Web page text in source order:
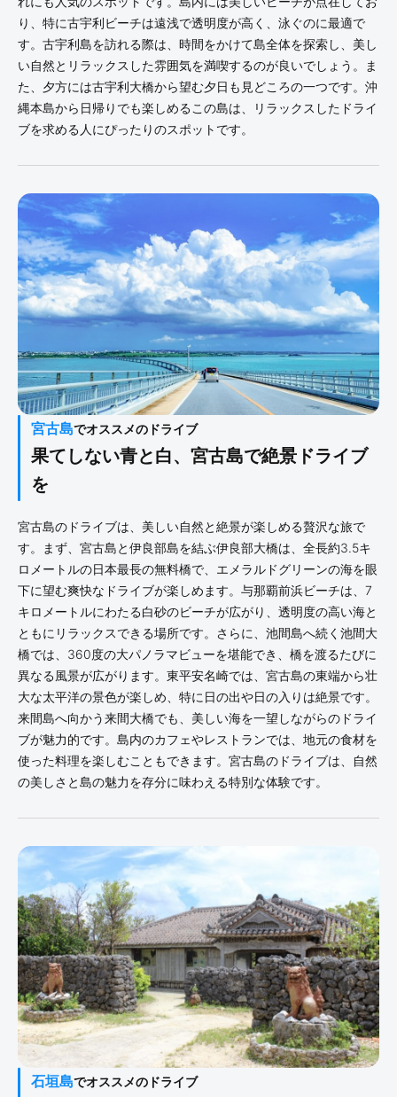
り、特に古宇利ビーチは遠浅で透明度が高く、泳ぐのに最適で
す。古宇利島を訪れる際は、時間をかけて島全体を探索し、美し
い自然とリラックスした雰囲気を満喫するのが良いでしょう。ま
た、夕方には古宇利大橋から望む夕日も見どころの一つです。沖
縄本島から日帰りでも楽しめるこの島は、リラックスしたドライ
ブを求める人にぴったりのスポットです。
宮古島でオススメのドライブ
果てしない青と白、宮古島で絶景ドライブ
を
宮古島のドライブは、美しい自然と絶景が楽しめる贅沢な旅で
す。まず、宮古島と伊良部島を結ぶ伊良部大橋は、全長約3.5キ
ロメートルの日本最長の無料橋で、エメラルドグリーンの海を眼
下に望む爽快なドライブが楽しめます。与那覇前浜ビーチは、7
キロメートルにわたる白砂のビーチが広がり、透明度の高い海と
ともにリラックスできる場所です。さらに、池間島へ続く池間大
橋では、360度の大パノラマビューを堪能でき、橋を渡るたびに
異なる風景が広がります。東平安名崎では、宮古島の東端から壮
大な太平洋の景色が楽しめ、特に日の出や日の入りは絶景です。
来間島へ向かう来間大橋でも、美しい海を一望しながらのドライ
ブが魅力的です。島内のカフェやレストランでは、地元の食材を
使った料理を楽しむこともできます。宮古島のドライブは、自然
の美しさと島の魅力を存分に味わえる特別な体験です。
石垣島でオススメのドライブ